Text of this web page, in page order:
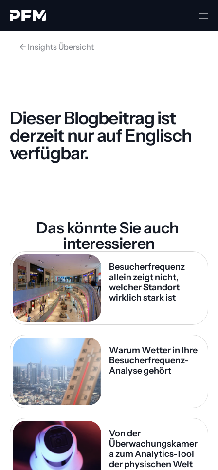
<- Insights Übersicht
Dieser Blogbeitrag ist
derzeit nur auf Englisch
verfügbar.
Das könnte Sie auch
interessieren
Besucherfrequenz
allein zeigt nicht,
welcher Standort
wirklich stark ist
Warum Wetter in Ihre
Besucherfrequenz-
Analyse gehört
Von der
Überwachungskamer
a zum Analytics-Tool
der physischen Welt